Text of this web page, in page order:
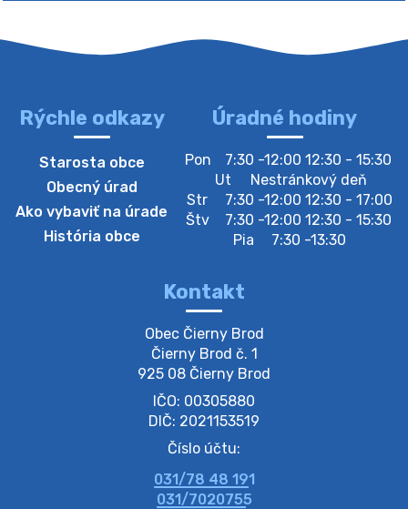
4. augusta 2026 10:05
Zberný dvor-Gyűjtőudvar
Oznamujeme obyvateľom, že v stredu 05. augusta
bude zberný dvor zatvorený. Értesítjük a lakosokat,
hogy szerdán augusztus 05-én a gyűjtőudvar zárva
lesz https://ciernybrod.sk?p=214…
Zber separovaného odpadu plastu-
Szeparált műanya…
Oznamujeme obyvateľom, že v stredu 05. augusta
prebehne zber separovaného odpadu plastu. Prosíme
obyvateľov, aby vrecia s odpadom vyložili pred dom už
večer vopred, nakoľko firma F…
4. augusta 2026 09:51
Oznámenie o plánovanom prerušení dodávky
Rýchle odkazy
Starosta obce
Obecný úrad
Ako vybaviť na úrade
História obce
Úradné hodiny
Pon
7:30 -12:00 12:30 - 15:30
Ut
Nestránkový deň
Str
7:30 -12:00 12:30 - 17:00
Štv
7:30 -12:00 12:30 - 15:30
Pia
7:30 -13:30
Kontakt
Obec Čierny Brod
Čierny Brod č. 1
925 08 Čierny Brod
IČO: 00305880
DIČ: 2021153519
Číslo účtu:
031/78 48 191
031/7020755